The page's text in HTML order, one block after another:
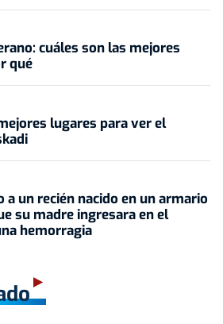
cuáles son las mejores
qué
lugares para ver el
a un recién nacido en un armario
su madre ingresara en el
hemorragia